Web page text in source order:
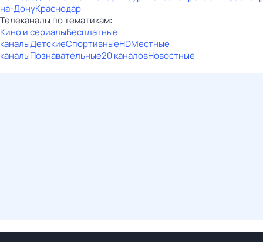
на-ДонуКраснодар
Телеканалы по тематикам:
Кино и сериалыБесплатные
каналыДетскиеСпортивныеHDМестные
каналыПознавательные20 каналовНовостные